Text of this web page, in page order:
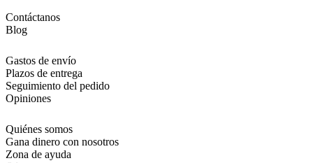
Contáctanos
Blog
Gastos de envío
Plazos de entrega
Seguimiento del pedido
Opiniones
Quiénes somos
Gana dinero con nosotros
Zona de ayuda